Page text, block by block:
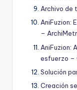
Archivo de
AniFuzion:
–
AniFuzion:
esfuerzo –
Solución
Creación